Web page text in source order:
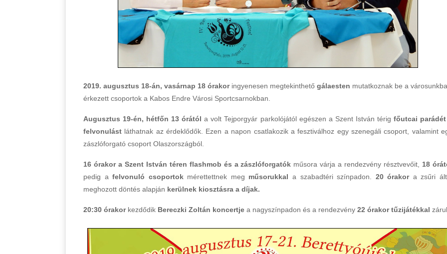
2019. augusztus 18-án, vasárnap 18 órakoringyenesen megtekinthető gálaesten mutatkoznak be a városunkba
érkezett csoportok a Kabos Endre Városi Sportcsarnokban.
Augusztus 19-én, hétfőn 13 órától a volt Tejporgyár parkolójától egészen a Szent István térig főutcai
felvonulást láthatnak az érdeklődők. Ezen a napon csatlakozik a fesztiválhoz egy szenegáli csoport, valamint
zászlóforgató csoport Olaszországból.
16 órakor a Szent István téren flashmob és a zászlóforgatók műsora várja a rendezvény résztvevőit, 18
pedig afelvonuló csoportokmérettettnek meg műsorukkal a szabadtéri színpadon. 20 órakora zsűri
meghozott döntés alapján kerülnek kiosztásra a díjak.
20:30 órakorkezdődik Bereczki Zoltán koncertje a nagyszínpadon és a rendezvény 22 órakor tűzijátékkal